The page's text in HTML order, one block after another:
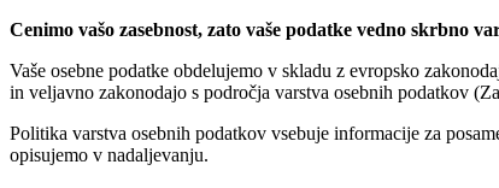
Cenimo vašo zasebnost, zato vaše podatke vedno skrbno
Vaše osebne podatke obdelujemo v skladu z evropsko
in veljavno zakonodajo s področja varstva osebnih podatkov
Politika varstva osebnih podatkov vsebuje informacije za
opisujemo v nadaljevanju.